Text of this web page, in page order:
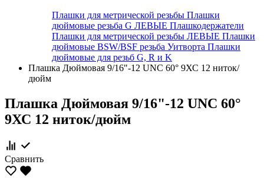
Плашки для метрической резьбы Плашки
дюймовые резьба G ЛЕВЫЕ Плашкодержатели
Плашки для метрической резьбы ЛЕВЫЕ Плашки
дюймовые BSW/BSF резьба Уитворта Плашки
дюймовые для резьб G, R и K
Плашка Дюймовая 9/16"-12 UNC 60° 9ХС 12 ниток/
дюйм
Плашка Дюймовая 9/16"-12 UNC 60°
9ХС 12 ниток/дюйм
Сравнить